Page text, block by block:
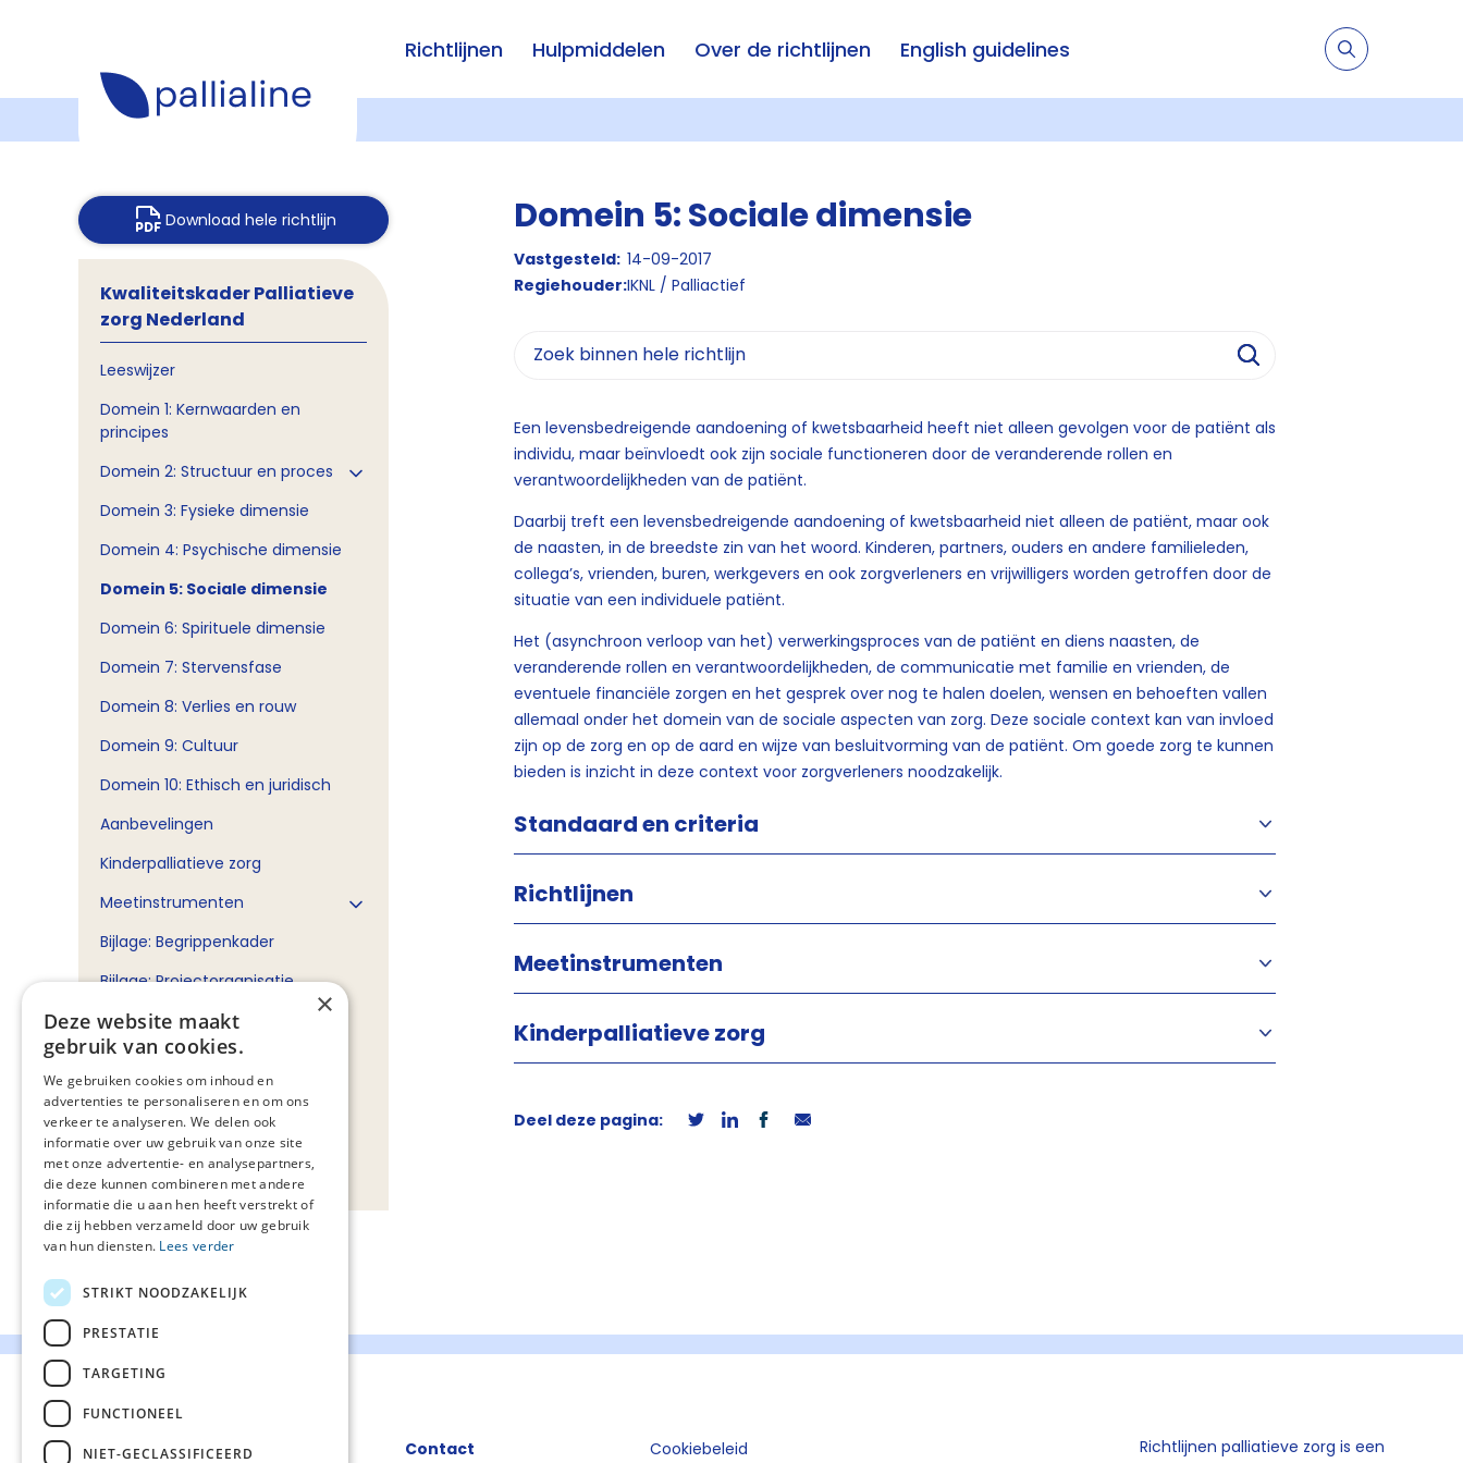
Richtlijnen Hulpmiddelen Over de richtlijnen English guidelines
Download hele richtlijn
Kwaliteitskader Palliatieve
zorg Nederland
Leeswijzer
Domein 1: Kernwaarden en
principes
Domein 2: Structuur en proces
Domein 3: Fysieke dimensie
Domein 4: Psychische dimensie
Domein 5: Sociale dimensie
Domein 6: Spirituele dimensie
Domein 7: Stervensfase
Domein 8: Verlies en rouw
Domein 9: Cultuur
Domein 10: Ethisch en juridisch
Aanbevelingen
Kinderpalliatieve zorg
Meetinstrumenten
Bijlage: Begrippenkader
Bijlage: Projectorganisatie
Bijlage: Proces tot standkoming
Bijlage: Beslisboom
literatuurinventarisatie
Referenties
Colofon
Domein 5: Sociale dimensie
Vastgesteld: 14-09-2017
Regiehouder:IKNL / Palliactief
Een levensbedreigende aandoening of kwetsbaarheid heeft niet alleen gevolgen voor de patiënt als
individu, maar beïnvloedt ook zijn sociale functioneren door de veranderende rollen en
verantwoordelijkheden van de patiënt.
Daarbij treft een levensbedreigende aandoening of kwetsbaarheid niet alleen de patiënt, maar ook
de naasten, in de breedste zin van het woord. Kinderen, partners, ouders en andere familieleden,
collega’s, vrienden, buren, werkgevers en ook zorgverleners en vrijwilligers worden getroffen door de
situatie van een individuele patiënt.
Het (asynchroon verloop van het) verwerkingsproces van de patiënt en diens naasten, de
veranderende rollen en verantwoordelijkheden, de communicatie met familie en vrienden, de
eventuele financiële zorgen en het gesprek over nog te halen doelen, wensen en behoeften vallen
allemaal onder het domein van de sociale aspecten van zorg. Deze sociale context kan van invloed
zijn op de zorg en op de aard en wijze van besluitvorming van de patiënt. Om goede zorg te kunnen
bieden is inzicht in deze context voor zorgverleners noodzakelijk.
Standaard en criteria
Richtlijnen
Meetinstrumenten
Kinderpalliatieve zorg
Deel deze pagina:
Contact Cookiebeleid
Richtlijnen palliatieve zorg is een
×
Deze website maakt
gebruik van cookies.
We gebruiken cookies om inhoud en
advertenties te personaliseren en om ons
verkeer te analyseren. We delen ook
informatie over uw gebruik van onze site
met onze advertentie- en analysepartners,
die deze kunnen combineren met andere
informatie die u aan hen heeft verstrekt of
die zij hebben verzameld door uw gebruik
van hun diensten. Lees verder
STRIKT NOODZAKELIJK
PRESTATIE
TARGETING
FUNCTIONEEL
NIET-GECLASSIFICEERD